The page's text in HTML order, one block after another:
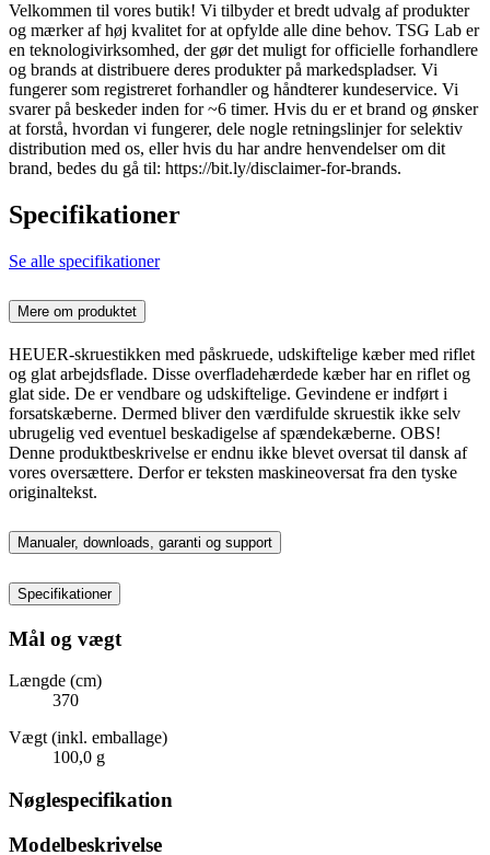
Velkommen til vores butik! Vi tilbyder et bredt udvalg af produkter
og mærker af høj kvalitet for at opfylde alle dine behov. TSG Lab er
en teknologivirksomhed, der gør det muligt for officielle forhandlere
og brands at distribuere deres produkter på markedspladser. Vi
fungerer som registreret forhandler og håndterer kundeservice. Vi
svarer på beskeder inden for ~6 timer. Hvis du er et brand og ønsker
at forstå, hvordan vi fungerer, dele nogle retningslinjer for selektiv
distribution med os, eller hvis du har andre henvendelser om dit
brand, bedes du gå til: https://bit.ly/disclaimer-for-brands.
Specifikationer
Se alle specifikationer
Mere om produktet
HEUER-skruestikken med påskruede, udskiftelige kæber med riflet
og glat arbejdsflade. Disse overfladehærdede kæber har en riflet og
glat side. De er vendbare og udskiftelige. Gevindene er indført i
forsatskæberne. Dermed bliver den værdifulde skruestik ikke selv
ubrugelig ved eventuel beskadigelse af spændekæberne. OBS!
Denne produktbeskrivelse er endnu ikke blevet oversat til dansk af
vores oversættere. Derfor er teksten maskineoversat fra den tyske
originaltekst.
Manualer, downloads, garanti og support
Specifikationer
Mål og vægt
Længde (cm)
370
Vægt (inkl. emballage)
100,0 g
Nøglespecifikation
Modelbeskrivelse